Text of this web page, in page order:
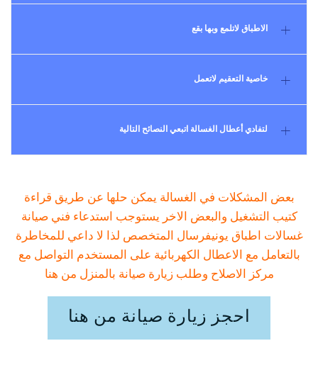
الاطباق لاتلمع وبها بقع
خاصية التعقيم لاتعمل
لتفادي أعطال الغسالة اتبعي النصائح التالية
بعض المشكلات في الغسالة يمكن حلها عن طريق قراءة
كتيب التشغيل والبعض الاخر يستوجب استدعاء فني صيانة
غسالات اطباق يونيفرسال المتخصص لذا لا داعي للمخاطرة
بالتعامل مع الاعطال الكهربائية على المستخدم التواصل مع
مركز الاصلاح وطلب زيارة صيانة بالمنزل من هنا
احجز زيارة صيانة من هنا